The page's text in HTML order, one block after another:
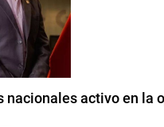
nacionales activo en